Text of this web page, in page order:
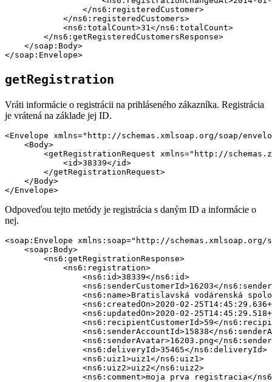
                </ns6:registeredCustomer>
            </ns6:registeredCustomers>
            <ns6:totalCount>31</ns6:totalCount>
        </ns6:getRegisteredCustomersResponse>
    </soap:Body>
getRegistration
Vráti informácie o registrácii na prihláseného zákazníka. Registrácia
je vrátená na základe jej ID.
<Envelope xmlns="http://schemas.xmlsoap.org/soap/
    <Body>
<getRegistrationRequest xmlns="http://
            <id>38339</id>
        </getRegistrationRequest>
    </Body>
Odpoveďou tejto metódy je registrácia s daným ID a informácie o
nej.
<soap:Envelope xmlns:soap="http://
    <soap:Body>
        <ns6:getRegistrationResponse>
            <ns6:registration>
                <ns6:id>38339</ns6:id>
<ns6:senderCustomerId>16203</
<ns6:name>Bratislavská vodárenská
<ns6:createdOn>2020-02-
<ns6:updatedOn>2020-02-
<ns6:recipientCustomerId>59</
<ns6:senderAccountId>15838</
<ns6:senderAvatar>16203.png</
                <ns6:deliveryId>35465</ns6:deliveryId>
                <ns6:uiz1>uiz1</ns6:uiz1>
                <ns6:uiz2>uiz2</ns6:uiz2>
<ns6:comment>moja prva registracia</